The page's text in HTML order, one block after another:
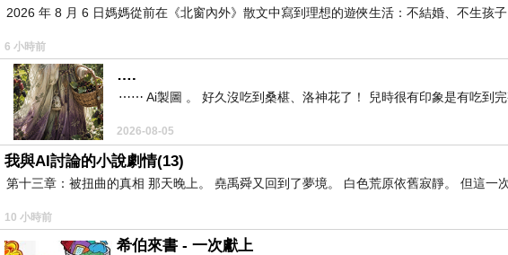
2026 年 8 月 6 日媽媽從前在《北窗內外》散文中寫到理想的遊俠生活：不結婚、不生孩
6 小時前
….
⋯⋯ Ai製圖 。 好久沒吃到桑椹、洛神花了！ 兒時很有印象是有吃到
2026-08-05
我與AI討論的小說劇情(13)
第十三章：被扭曲的真相 那天晚上。 堯禹舜又回到了夢境。 白色荒原依舊寂靜。 但這一
10 小時前
希伯來書 - 一次獻上